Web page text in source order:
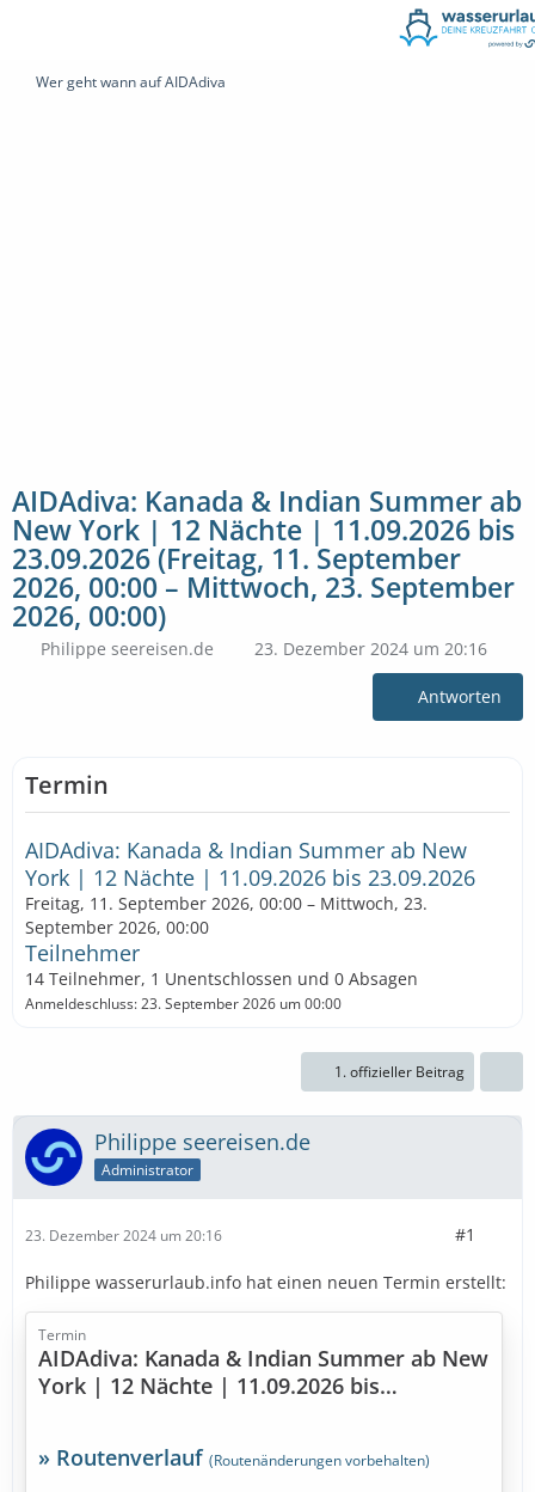
Wer geht wann auf AIDAdiva
AIDAdiva: Kanada & Indian Summer ab
New York | 12 Nächte | 11.09.2026 bis
23.09.2026 (Freitag, 11. September
2026, 00:00 – Mittwoch, 23. September
2026, 00:00)
Philippe seereisen.de 23. Dezember 2024 um 20:16
Antworten
Termin
AIDAdiva: Kanada & Indian Summer ab New
York | 12 Nächte | 11.09.2026 bis 23.09.2026
Freitag, 11. September 2026, 00:00 – Mittwoch, 23.
September 2026, 00:00
Teilnehmer
14 Teilnehmer, 1 Unentschlossen und 0 Absagen
Anmeldeschluss: 23. September 2026 um 00:00
1. offizieller Beitrag
Philippe seereisen.de
Administrator
23. Dezember 2024 um 20:16 #1
Philippe wasserurlaub.info hat einen neuen Termin erstellt:
Termin
AIDAdiva: Kanada & Indian Summer ab New
York | 12 Nächte | 11.09.2026 bis
» Routenverlauf (Routenänderungen vorbehalten)